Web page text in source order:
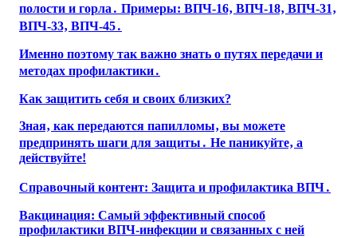
полости и горла․ Примеры: ВПЧ-16‚ ВПЧ-18‚ ВПЧ-31‚
ВПЧ-33‚ ВПЧ-45․
Именно поэтому так важно знать о путях передачи и
методах профилактики․
Как защитить себя и своих близких?
Зная‚ как передаются папилломы‚ вы можете
предпринять шаги для защиты․ Не паникуйте‚ а
действуйте!
Справочный контент: Защита и профилактика ВПЧ․
Вакцинация: Самый эффективный способ
профилактики ВПЧ-инфекции и связанных с ней